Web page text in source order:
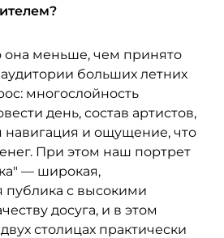
она меньше, чем принято
больших летних
многослойность
день, состав артистов,
навигация и ощущение, что
При этом наш портрет
— широкая,
публика с высокими
досуга, и в этом
столицах практически